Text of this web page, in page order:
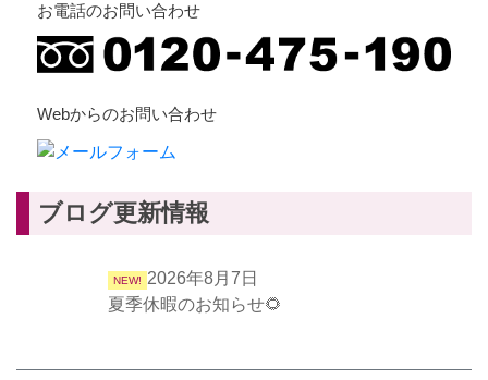
お電話のお問い合わせ
Webからのお問い合わせ
ブログ更新情報
NEW!
2026年8月7日
夏季休暇のお知らせ🌻